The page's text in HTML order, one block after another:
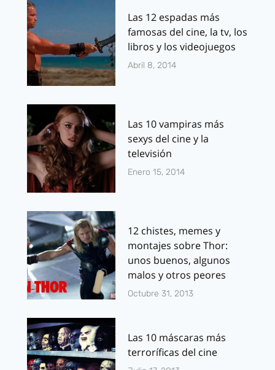
Las 12 espadas más
famosas del cine, la tv, los
libros y los videojuegos
Abril 8, 2014
Las 10 vampiras más
sexys del cine y la
televisión
Enero 15, 2014
12 chistes, memes y
montajes sobre Thor:
unos buenos, algunos
malos y otros peores
Octubre 31, 2013
Las 10 máscaras más
terroríficas del cine